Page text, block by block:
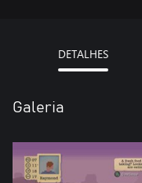
DETALHES
Galeria